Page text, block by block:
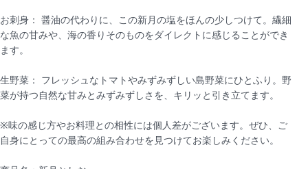
お刺身： 醤油の代わりに、この新月の塩をほんの少しつけて。繊細
な魚の甘みや、海の香りそのものをダイレクトに感じることができ
ます。
生野菜： フレッシュなトマトやみずみずしい島野菜にひとふり。野
菜が持つ自然な甘みとみずみずしさを、キリッと引き立てます。
※味の感じ方やお料理との相性には個人差がございます。ぜひ、ご
自身にとっての最高の組み合わせを見つけてお楽しみください。